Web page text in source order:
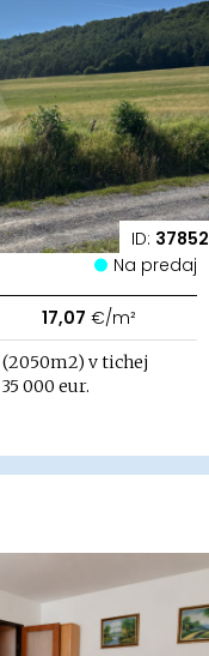
ID: 37852
Na predaj
17,07 €/m²
v tichej
000 eur.